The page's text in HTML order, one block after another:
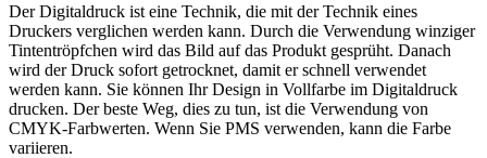
Der Digitaldruck ist eine Technik, die mit der Technik eines
Druckers verglichen werden kann. Durch die Verwendung winziger
Tintentröpfchen wird das Bild auf das Produkt gesprüht. Danach
wird der Druck sofort getrocknet, damit er schnell verwendet
werden kann. Sie können Ihr Design in Vollfarbe im Digitaldruck
drucken. Der beste Weg, dies zu tun, ist die Verwendung von
CMYK-Farbwerten. Wenn Sie PMS verwenden, kann die Farbe
variieren.